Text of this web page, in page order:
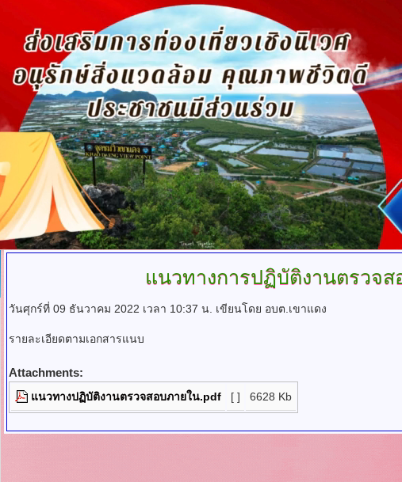
แนวทางการปฏิบัติงานตรวจส
วันศุกร์ที่ 09 ธันวาคม 2022 เวลา 10:37 น. เขียนโดย อบต.เขาแดง
รายละเอียดตามเอกสารแนบ
Attachments:
แนวทางปฏิบัติงานตรวจสอบภายใน.pdf [ ] 6628 Kb